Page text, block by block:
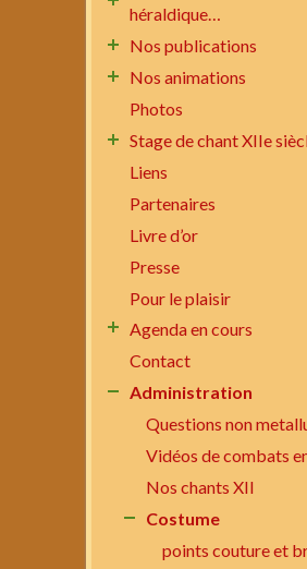
héraldique…
Nos publications
Nos animations
Photos
Stage de chant XIIe
Liens
Partenaires
Livre d’or
Presse
Pour le plaisir
Agenda en cours
Contact
Administration
Questions non
Vidéos de combats
Nos chants XII
Costume
points couture et